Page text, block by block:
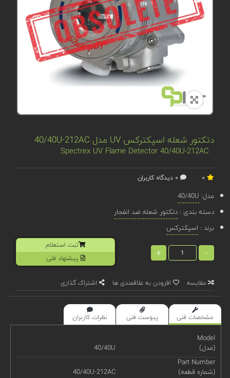
دتکتور شعله اسپکترکس UV مدل 40/40U-212AC
Spectrex UV Flame Detector 40/40U-212AC
مدل: 40/40U
دسته بندی :دتکتور شعله ضد انفجار
برند : اسپکترکس
-
+
ثبت استعلام
پیشنهاد فنی
مقایسه افزودن به علاقمندی ها اشتراک گذاری
مشخصات فنی پیوست فنی نظرات کاربران
Model
(مدل)
40/40U
Part Number
(شماره قطعه)
40/40U-212AC